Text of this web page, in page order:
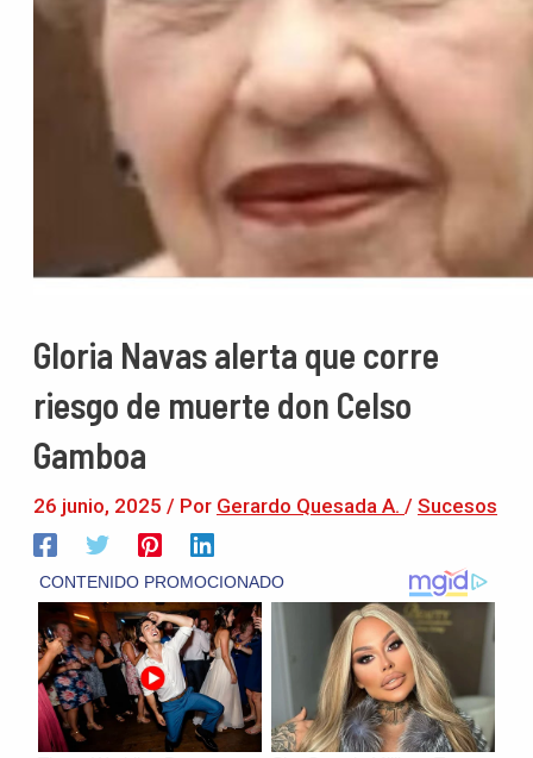
Gloria Navas alerta que corre
riesgo de muerte don Celso
Gamboa
26 junio, 2025 / Por Gerardo Quesada A. / Sucesos